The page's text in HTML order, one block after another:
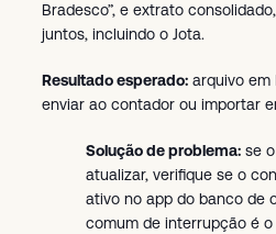
Bradesco”, e extrato
juntos, incluindo o Jota.
Resultado esperado: arquivo em
enviar ao contador ou importar
Solução de problema: se
atualizar, verifique se o
ativo no app do banco de
comum de interrupção é